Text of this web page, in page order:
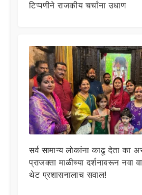
टिप्पणीने राजकीय चर्चांना उधाण
सर्व सामान्य लोकांना काढू देता का
प्राजक्ता माळीच्या दर्शनावरून नवा
थेट प्रशासनालाच सवाल!